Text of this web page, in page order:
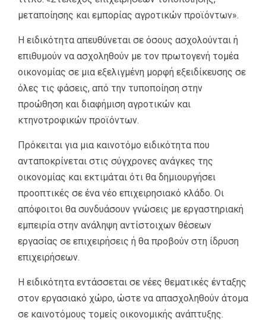
μεταποίησης και εμπορίας αγροτικών προϊόντων».
Η ειδικότητα απευθύνεται σε όσους ασχολούνται ή
επιθυμούν να ασχοληθούν με τον πρωτογενή τομέα
οικονομίας σε μια εξελιγμένη μορφή εξειδίκευσης σε
όλες τις φάσεις, από την τυποποίηση στην
προώθηση και διαφήμιση αγροτικών και
κτηνοτροφικών προϊόντων.
Πρόκειται για μια καινοτόμο ειδικότητα που
ανταποκρίνεται στις σύγχρονες ανάγκες της
οικονομίας και εκτιμάται ότι θα δημιουργήσει
προοπτικές σε ένα νέο επιχειρησιακό κλάδο. Οι
απόφοιτοι θα συνδυάσουν γνώσεις με εργαστηριακή
εμπειρία στην ανάληψη αντίστοιχων θέσεων
εργασίας σε επιχειρήσεις ή θα προβούν στη ίδρυση
επιχειρήσεων.
Η ειδικότητα εντάσσεται σε νέες θεματικές ένταξης
στον εργασιακό χώρο, ώστε να απασχοληθούν άτομα
σε καινοτόμους τομείς οικονομικής ανάπτυξης.